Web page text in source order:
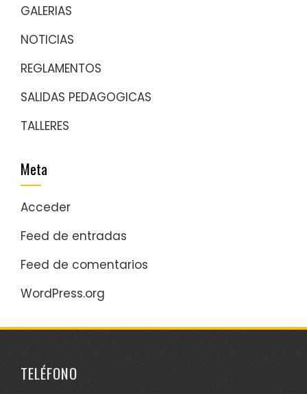
GALERIAS
NOTICIAS
REGLAMENTOS
SALIDAS PEDAGOGICAS
TALLERES
Meta
Acceder
Feed de entradas
Feed de comentarios
WordPress.org
TELÉFONO